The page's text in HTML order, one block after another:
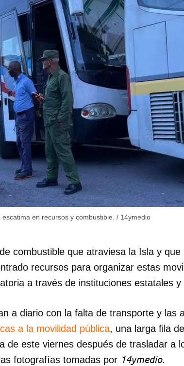
como favorito, primero has de iniciar sesión
en recursos y combustible. / 14ymedio
combustible que atraviesa la Isla y
recursos para organizar estas
a través de instituciones estatales
a diario con la falta de transporte y las
a la movilidad pública, una larga fila
de este viernes después de trasladar a
fotografías tomadas por 14ymedio.